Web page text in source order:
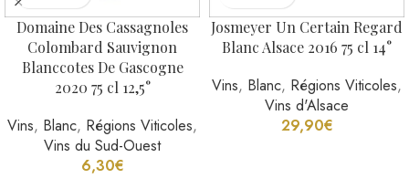
Domaine Des Cassagnoles
Colombard Sauvignon
Blanccotes De Gascogne
2020 75 cl 12,5°
Vins, Blanc, Régions Viticoles,
Vins du Sud-Ouest
6,30€
Josmeyer Un Certain Regard
Blanc Alsace 2016 75 cl 14°
Vins, Blanc, Régions Viticoles,
Vins d'Alsace
29,90€